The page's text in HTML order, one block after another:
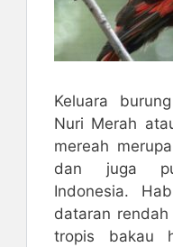
Keluara
Nuri Merah
mereah
dan juga
Indonesia.
dataran
tropis bakau